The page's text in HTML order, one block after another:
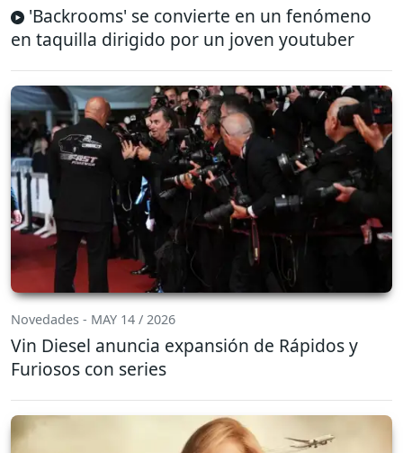
'Backrooms' se convierte en un fenómeno
en taquilla dirigido por un joven youtuber
Novedades - MAY 14 / 2026
Vin Diesel anuncia expansión de Rápidos y
Furiosos con series